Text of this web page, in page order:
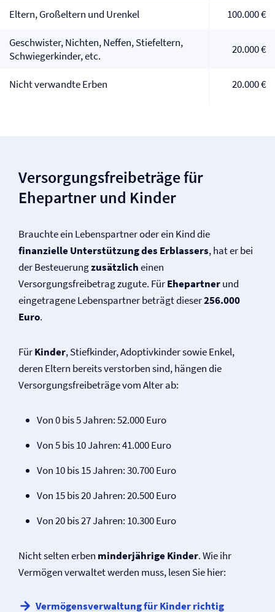
Eltern, Großeltern und Urenkel 100.000 €
Geschwister, Nichten, Neffen, Stiefeltern,
Schwiegerkinder, etc.
20.000 €
Nicht verwandte Erben 20.000 €
Versorgungsfreibeträge für
Ehepartner und Kinder
Brauchte ein Lebenspartner oder ein Kind die
finanzielle Unterstützung des Erblassers, hat er bei
der Besteuerungzusätzlicheinen
Versorgungsfreibetrag zugute. FürEhepartnerund
eingetragene Lebenspartner beträgt dieser256.000
Euro.
FürKinder, Stiefkinder, Adoptivkinder sowie Enkel,
deren Eltern bereits verstorben sind, hängen die
Versorgungsfreibeträge vom Alter ab:
Von 0 bis 5 Jahren: 52.000 Euro
Von 5 bis 10 Jahren: 41.000 Euro
Von 10 bis 15 Jahren: 30.700 Euro
Von 15 bis 20 Jahren: 20.500 Euro
Von 20 bis 27 Jahren: 10.300 Euro
Nicht selten erben minderjährige Kinder. Wie ihr
Vermögen verwaltet werden muss, lesen Sie hier:
Vermögens­verwaltung für Kinder richtig